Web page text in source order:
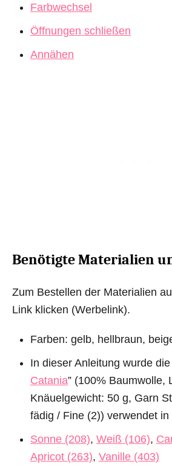
Farbwechsel
Öffnungen schließen
Annähen
Benötigte Materialien
Zum Bestellen der Materialien
Link klicken (Werbelink).
Farben: gelb, hellbraun,
In dieser Anleitung wurde die
Catania” (100% Baumwolle,
Knäuelgewicht: 50 g, Garn
fädig / Fine (2)) verwendet in
Sonne (208), Weiß (106),
Apricot (263), Vanille (403)